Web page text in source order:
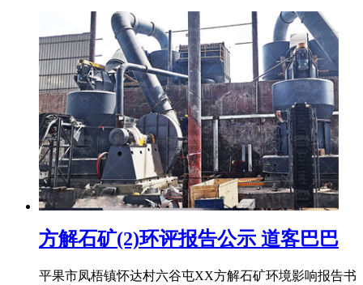
方解石矿(2)环评报告公示 道客巴巴
平果市凤梧镇怀达村六谷屯XX方解石矿环境影响报告书